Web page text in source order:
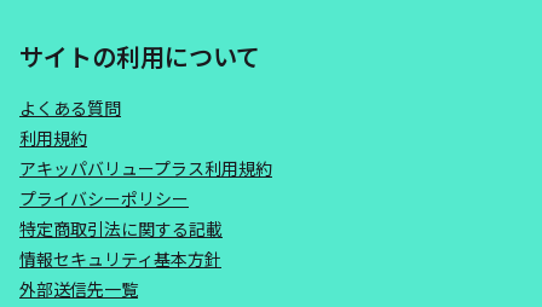
サイトの利用について
よくある質問
利用規約
アキッパバリュープラス利用規約
プライバシーポリシー
特定商取引法に関する記載
情報セキュリティ基本方針
外部送信先一覧